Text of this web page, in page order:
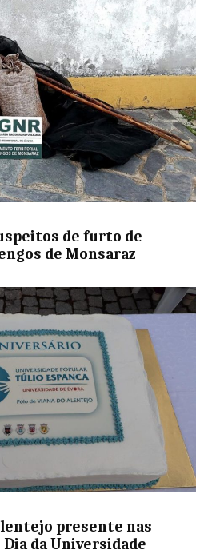
de furto de
de Monsaraz
presente nas
da Universidade